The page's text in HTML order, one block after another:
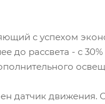
с успехом
до рассвета - с
датчик движения.